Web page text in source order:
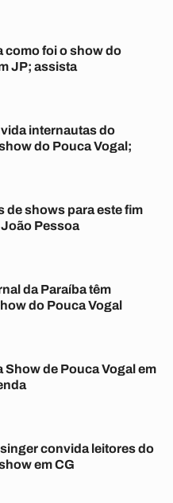
como foi o show do
JP; assista
internautas do
do Pouca Vogal;
de shows para este fim
Pessoa
da Paraíba têm
do Pouca Vogal
Show de Pouca Vogal em
convida leitores do
em CG